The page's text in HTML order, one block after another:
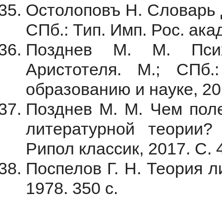
Остолоповъ Н. Словарь
СПб.: Тип. Имп. Рос.
Позднев М. М.
Аристотеля. М.;
образованию и науке,
Позднев М. М. Чем
литературной
Рипол классик, 2017. С.
Поспелов Г. Н. Теория
1978. 350 с.